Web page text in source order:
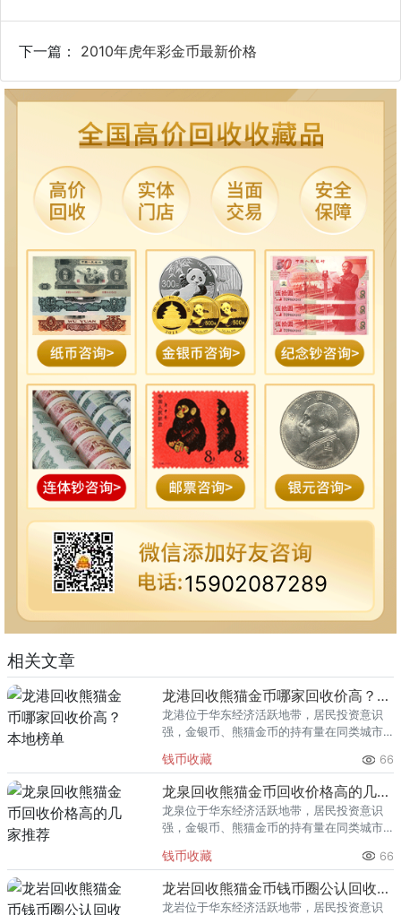
下一篇： 2010年虎年彩金币最新价格
15902087289
相关文章
龙港回收熊猫金币哪家回收价高？本地榜单
龙港位于华东经济活跃地带，居民投资意识
强，金银币、熊猫金币的持有量在同类城市
熊猫金币的需求就明显升温，但鱼龙混杂的
回收渠道里，能精准识别版别溢
钱币收藏 66
龙泉回收熊猫金币回收价格高的几家推荐
龙泉位于华东经济活跃地带，居民投资意识
强，金银币、熊猫金币的持有量在同类城市
熊猫金币的需求就明显升温，但鱼龙混杂的
回收渠道里，能精准识别版别溢
钱币收藏 66
龙岩回收熊猫金币钱币圈公认回收渠道排行
龙岩位于华东经济活跃地带，居民投资意识